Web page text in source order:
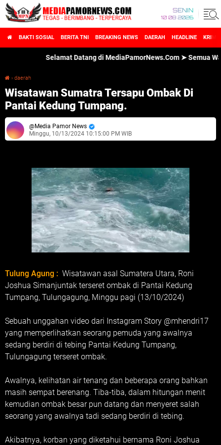
SENIN
10 08 2026
BAKTI SOSIAL BERITA TNI BREAKING NEWS DAERAH HEADLINE
Selamat Datang di MediaPamorNews.Com ➤ Semua
› daerah
Wisatawan Sumatra Tersapu Ombak Di
Pantai Kedung Tumpang.
Media Pamor News
Minggu, 10/13/2024 10:15:00 PM WIB
Tulung Agung : Wisatawan asal Sumatera Utara, Roni
Joshua Simanjuntak terseret ombak di Pantai Kedung
Tumpang, Tulungagung, Minggu pagi (13/10/2024)
Sebuah unggahan video dari Instagram Story @mhendri17
yang memperlihatkan seorang pemuda yang awalnya
sedang berdiri di tebing Pantai Kedung Tumpang,
Tulungagung terseret ombak.
Awalnya, kelihatan air tenang dan beberapa orang bahkan
masih sempat berenang. Tiba-tiba, dalam hitungan menit
kemudian ombak besar pun datang dan menyeret salah
seorang yang awalnya tadi sedang berdiri di tebing.
Akibatnya, korban yang diketahui bernama Roni Joshua